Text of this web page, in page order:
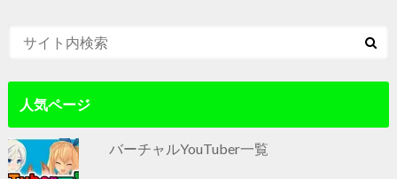
人気ページ
バーチャルYouTuber一覧